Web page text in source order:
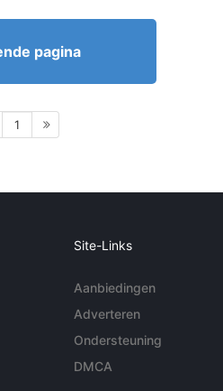
pagina
1
Site-Links
Aanbiedingen
Adverteren
Ondersteuning
DMCA